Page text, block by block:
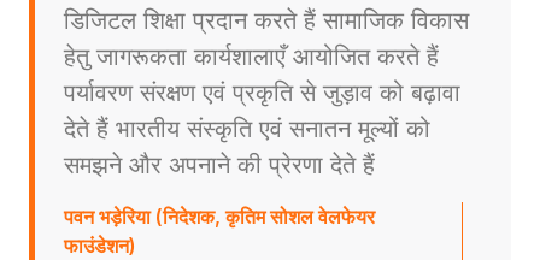
डिजिटल शिक्षा प्रदान करते हैं सामाजिक विकास
हेतु जागरूकता कार्यशालाएँ आयोजित करते हैं
पर्यावरण संरक्षण एवं प्रकृति से जुड़ाव को बढ़ावा
देते हैं भारतीय संस्कृति एवं सनातन मूल्यों को
समझने और अपनाने की प्रेरणा देते हैं
पवन भड़ेरिया (निदेशक, कृतिम सोशल वेलफेयर
फाउंडेशन)